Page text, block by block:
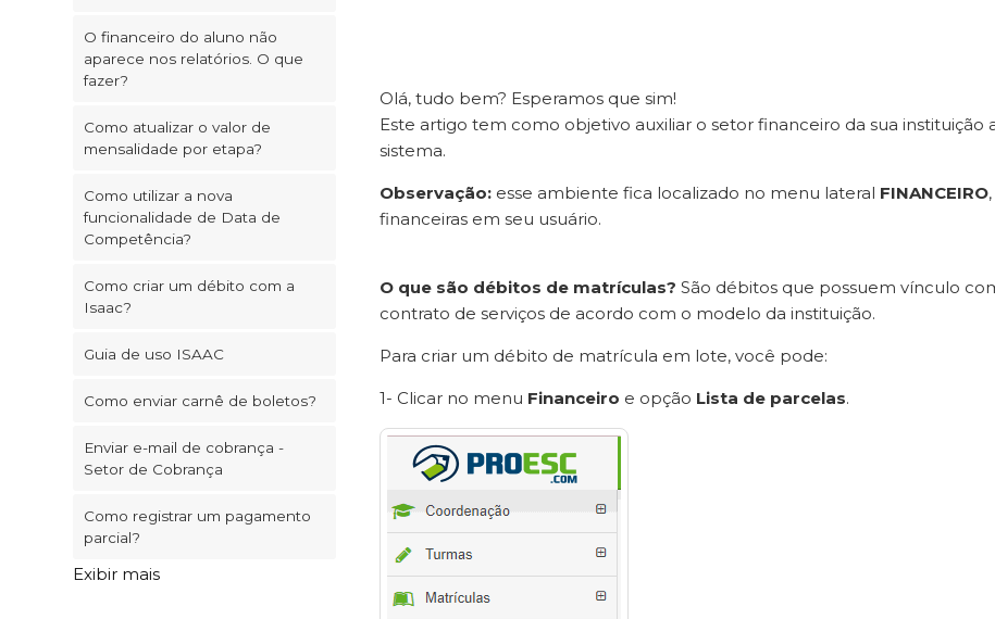
O financeiro do aluno não
aparece nos relatórios. O que
fazer?
Como atualizar o valor de
mensalidade por etapa?
Como utilizar a nova
funcionalidade de Data de
Competência?
Como criar um débito com a
Isaac?
Guia de uso ISAAC
Como enviar carnê de boletos?
Enviar e-mail de cobrança -
Setor de Cobrança
Como registrar um pagamento
parcial?
Exibir mais
Olá, tudo bem? Esperamos que sim!
Este artigo tem como objetivo auxiliar o setor financeiro da sua
sistema.
Observação: esse ambiente fica localizado no menu lateral FINANCEIRO
financeiras em seu usuário.
O que são débitos de matrículas? São débitos que possuem vínculo
contrato de serviços de acordo com o modelo da instituição.
Para criar um débito de matrícula em lote, você pode:
1- Clicar no menu Financeiro e opção Lista de parcelas.